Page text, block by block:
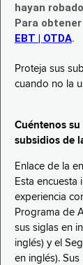
hayan
Para
EBT | OTDA.
Proteja sus
cuando no la
Cuéntenos su
subsidios de
Enlace de la
Esta
experiencia
Programa de
sus siglas en
inglés) y el
en inglés).